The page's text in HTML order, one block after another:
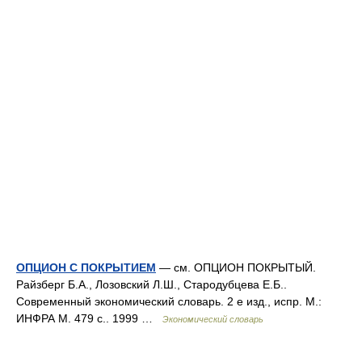
ОПЦИОН С ПОКРЫТИЕМ — см. ОПЦИОН ПОКРЫТЫЙ.
Райзберг Б.А., Лозовский Л.Ш., Стародубцева Е.Б..
Современный экономический словарь. 2 е изд., испр. М.:
ИНФРА М. 479 с.. 1999 …
Экономический словарь